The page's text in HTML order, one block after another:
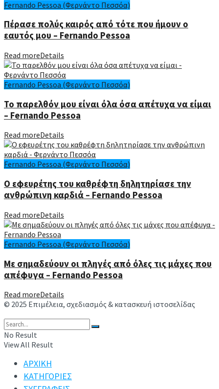
Fernando Pessoa (Φερνάντο Πεσσόα)
Πέρασε πολύς καιρός από τότε που ήμουν ο
εαυτός μου – Fernando Pessoa
Read moreDetails
Fernando Pessoa (Φερνάντο Πεσσόα)
Το παρελθόν μου είναι όλα όσα απέτυχα να είμαι
– Fernando Pessoa
Read moreDetails
Fernando Pessoa (Φερνάντο Πεσσόα)
Ο εφευρέτης του καθρέφτη δηλητηρίασε την
ανθρώπινη καρδιά – Fernando Pessoa
Read moreDetails
Fernando Pessoa (Φερνάντο Πεσσόα)
Με σημαδεύουν οι πληγές από όλες τις μάχες που
απέφυγα – Fernando Pessoa
Read moreDetails
© 2025 Επιμέλεια, σχεδιασμός & κατασκευή ιστοσελίδας
No Result
View All Result
ΑΡΧΙΚΗ
ΚΑΤΗΓΟΡΙΕΣ